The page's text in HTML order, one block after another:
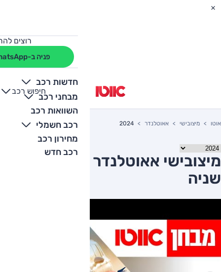
רוצים
פניה ב-WhatsApp
חדשות רכב
מבחני רכב
השוואות רכב
רכב חשמלי
מחירון רכב
רכב חדש
חיפוש רכב
+
-
אוטו מיצובישי אאוטלנדר 2024
מיצובישי אאוטלנדר 2024 יד
שניה